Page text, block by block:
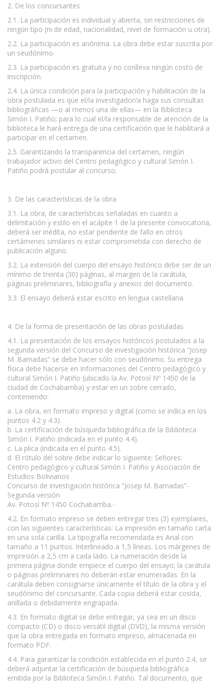
2. De los concursantes
2.1. La participación es individual y abierta, sin restricciones de
ningún tipo (ni de edad, nacionalidad, nivel de formación u otra).
2.2. La participación es anónima. La obra debe estar suscrita por
un seudónimo.
2.3. La participación es gratuita y no conlleva ningún costo de
inscripción.
2.4. La única condición para la participación y habilitación de la
obra postulada es que el/la investigador/a haga sus consultas
bibliográficas —o al menos una de ellas— en la Biblioteca
Simón I. Patiño; para lo cual el/la responsable de atención de la
biblioteca le hará entrega de una certificación que le habilitará a
participar en el certamen.
2.5. Garantizando la transparencia del certamen, ningún
trabajador activo del Centro pedagógico y cultural Simón I.
Patiño podrá postular al concurso.
3. De las características de la obra
3.1. La obra, de características señaladas en cuanto a
delimitación y estilo en el acápite 1 de la presente convocatoria,
deberá ser inédita, no estar pendiente de fallo en otros
certámenes similares ni estar comprometida con derecho de
publicación alguno.
3.2. La extensión del cuerpo del ensayo histórico debe ser de un
mínimo de treinta (30) páginas, al margen de la carátula,
páginas preliminares, bibliografía y anexos del documento.
3.3. El ensayo deberá estar escrito en lengua castellana.
4. De la forma de presentación de las obras postuladas
4.1. La presentación de los ensayos históricos postulados a la
segunda versión del Concurso de investigación histórica “Josep
M. Barnadas” se debe hacer sólo con seudónimo. Su entrega
física debe hacerse en Informaciones del Centro pedagógico y
cultural Simón I. Patiño (ubicado la Av. Potosí Nº 1450 de la
ciudad de Cochabamba) y estar en un sobre cerrado,
conteniendo:
a. La obra, en formato impreso y digital (como se indica en los
puntos 4.2 y 4.3).
b. La certificación de búsqueda bibliográfica de la Biblioteca
Simón I. Patiño (indicada en el punto 4.4).
c. La plica (indicada en el punto 4.5).
d. El rótulo del sobre debe indicar lo siguiente: Señores:
Centro pedagógico y cultural Simón I. Patiño y Asociación de
Estudios Bolivianos
Concurso de investigación histórica “Josep M. Barnadas”-
Segunda versión
Av. Potosí Nº 1450 Cochabamba.-
4.2. En formato impreso se deben entregar tres (3) ejemplares,
con las siguientes características: La impresión en tamaño carta
en una sola carilla. La tipografía recomendada es Arial con
tamaño a 11 puntos. Interlineado a 1,5 líneas. Los márgenes de
impresión a 2,5 cm a cada lado. La numeración desde la
primera página donde empiece el cuerpo del ensayo; la carátula
o páginas preliminares no deberán estar enumeradas. En la
carátula deben consignarse únicamente el título de la obra y el
seudónimo del concursante. Cada copia deberá estar cosida,
anillada o debidamente engrapada.
4.3. En formato digital se debe entregar, ya sea en un disco
compacto (CD) o disco versátil digital (DVD), la misma versión
que la obra entregada en formato impreso, almacenada en
formato PDF.
4.4. Para garantizar la condición establecida en el punto 2.4, se
deberá adjuntar la certificación de búsqueda bibliográfica
emitida por la Biblioteca Simón I. Patiño. Tal documento, que